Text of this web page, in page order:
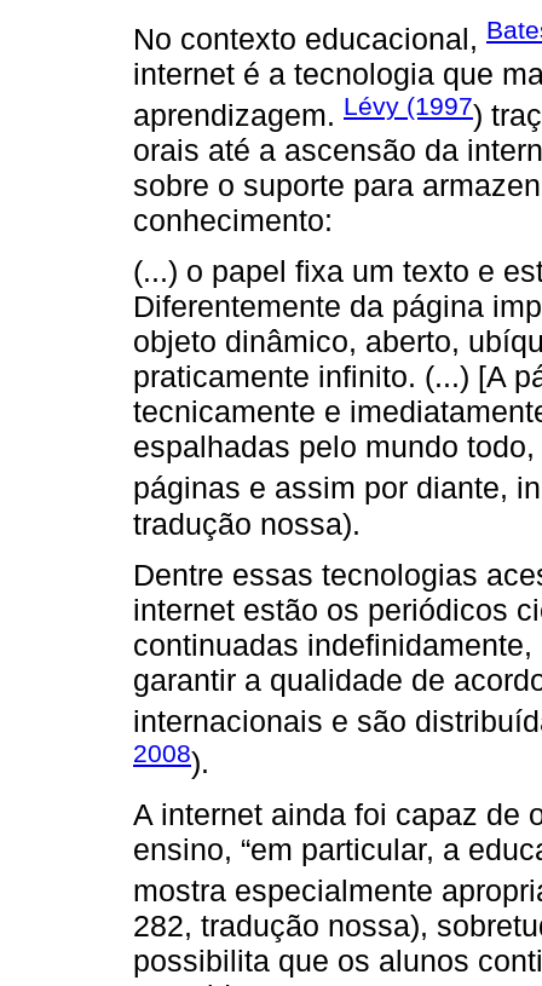
No contexto educacional,
internet é a tecnologia que
aprendizagem. Lévy (1997)
orais até a ascensão da
sobre o suporte para
conhecimento:
(...) o papel fixa um texto e
Diferentemente da página
objeto dinâmico, aberto,
praticamente infinito. (...) [A
tecnicamente e
espalhadas pelo mundo
páginas e assim por diante,
tradução nossa).
Dentre essas tecnologias
internet estão os periódicos
continuadas
garantir a qualidade de
internacionais e são
2008).
A internet ainda foi capaz de
ensino, “em particular, a
mostra especialmente
282, tradução nossa),
possibilita que os alunos